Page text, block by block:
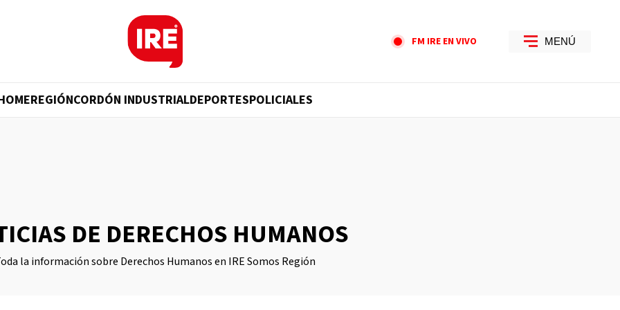
FM IRE EN VIVO MENÚ
REGIÓNCORDÓN INDUSTRIALDEPORTESPOLICIALES
DE DERECHOS HUMANOS
la información sobre Derechos Humanos en IRE Somos Región